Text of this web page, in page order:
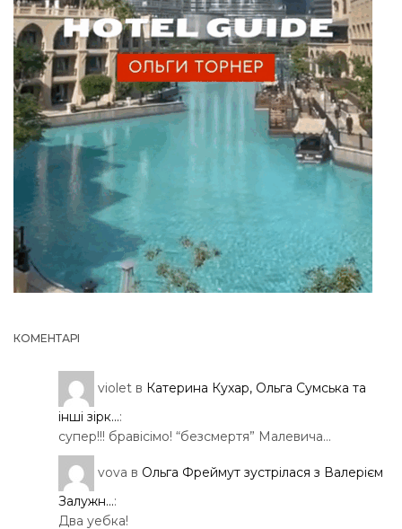
КОМЕНТАРІ
violet в Катерина Кухар, Ольга Сумська та
інші зірк...:
супер!!! бравісімо! “безсмертя” Малевича…
vova в Ольга Фреймут зустрілася з Валерієм
Залужн...:
Два уебка!